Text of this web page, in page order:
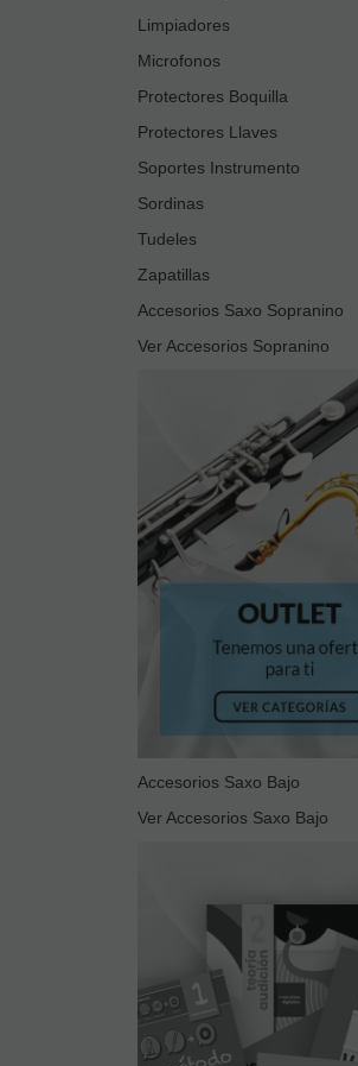
Limpiadores
Microfonos
Protectores Boquilla
Protectores Llaves
Soportes Instrumento
Sordinas
Tudeles
Zapatillas
Accesorios Saxo Sopranino
Ver Accesorios Sopranino
Accesorios Saxo Bajo
Ver Accesorios Saxo Bajo